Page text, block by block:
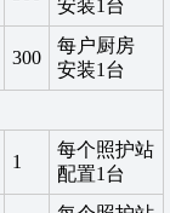
安装1台
300
每户厨房
安装1台
1
每个照护站
配置1台